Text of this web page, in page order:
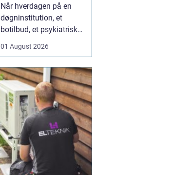
Når hverdagen på en
døgninstitution, et
botilbud, et psykiatrisk
pludselig ændrer sig, kan
hænder opstå fra den
ene dag til den anden.
Sygdom, ferie, akutte
indskrivninger eller
komplekse borgersager
presser d...
01 August 2026